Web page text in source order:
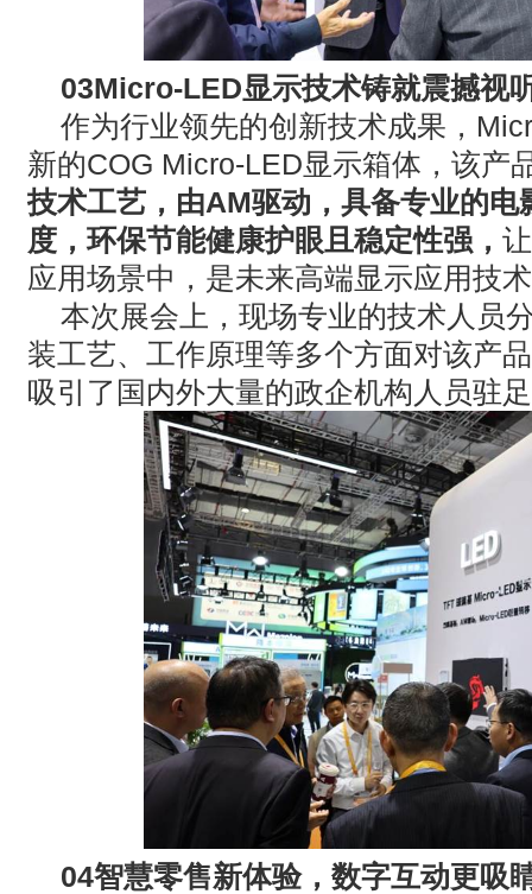
03Micro-LED显示技术铸就震撼视
作为行业领先的创新技术成果，
新的COG Micro-LED显示箱体，该产
技术工艺，由AM驱动，具备专业的电
度，环保节能健康护眼且稳定性强，
应用场景中，是未来高端显示应用技
本次展会上，现场专业的技术人员
装工艺、工作原理等多个方面对该产
吸引了国内外大量的政企机构人员驻
04智慧零售新体验，数字互动更吸